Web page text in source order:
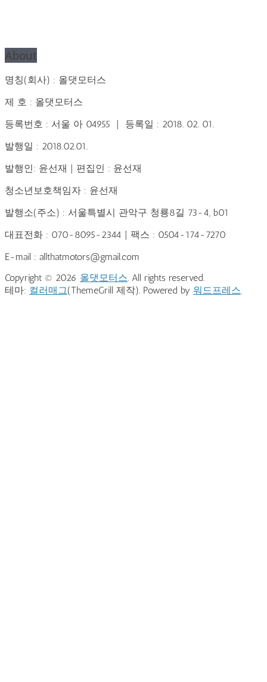
About
명칭(회사) : 올댓모터스
제 호 : 올댓모터스
등록번호 : 서울 아 04955 | 등록일 : 2018. 02. 01.
발행일 : 2018.02.01.
발행인: 윤선재 | 편집인 : 윤선재
청소년보호책임자 : 윤선재
발행소(주소) : 서울특별시 관악구 청룡8길 73-4, b01
대표전화 : 070-8095-2344 | 팩스 : 0504-174-7270
E-mail : allthatmotors@gmail.com
Copyright © 2026 올댓모터스. All rights reserved.
테마: 컬러매그(ThemeGrill 제작). Powered by 워드프레스.